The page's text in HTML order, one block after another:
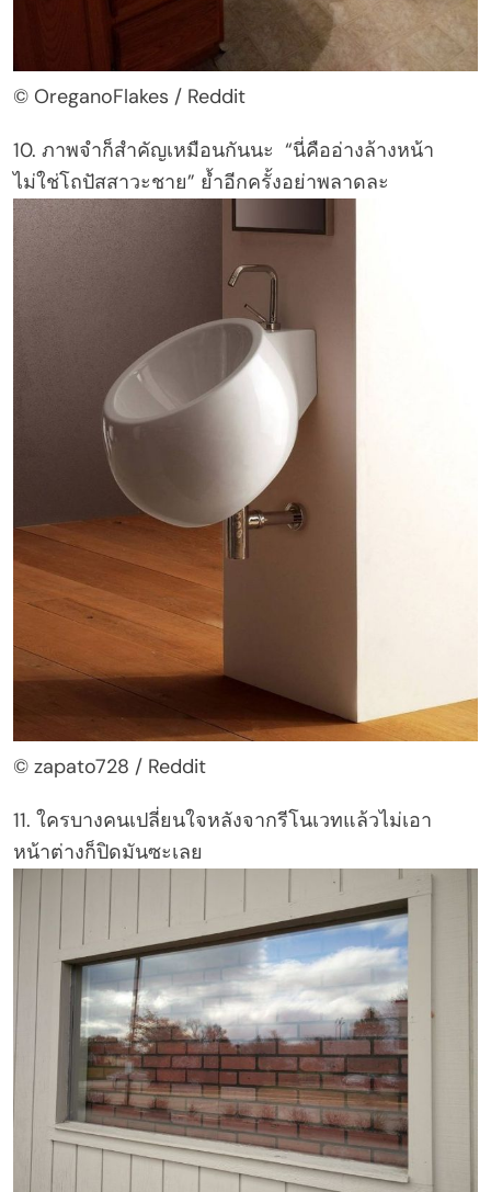
© OreganoFlakes / Reddit
10. ภาพจำก็สำคัญเหมือนกันนะ “นี่คืออ่างล้างหน้า
ไม่ใช่โถปัสสาวะชาย” ย้ำอีกครั้งอย่าพลาดละ
© zapato728 / Reddit
11. ใครบางคนเปลี่ยนใจหลังจากรีโนเวทแล้วไม่เอา
หน้าต่างก็ปิดมันซะเลย